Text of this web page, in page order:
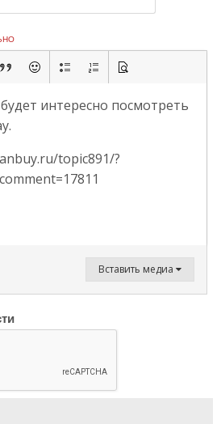
интересно посмотреть
topic891/?
Вставить медиа